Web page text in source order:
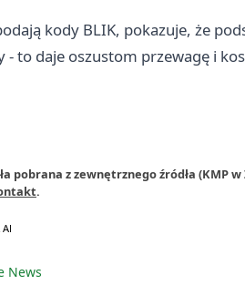
kody BLIK, pokazuje, że
- to daje oszustom przewagę i
z zewnętrznego źródła (KMP w
.
News